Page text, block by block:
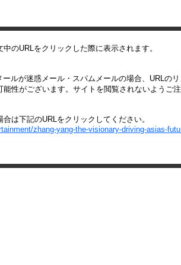
のURLをクリックした際に表示されます。
ールが迷惑メール・スパムメールの場合、URLの
能性がございます。サイトを閲覧されないようご
は下記のURLをクリックしてください。
zhang-yang-the-visionary-driving-asias-